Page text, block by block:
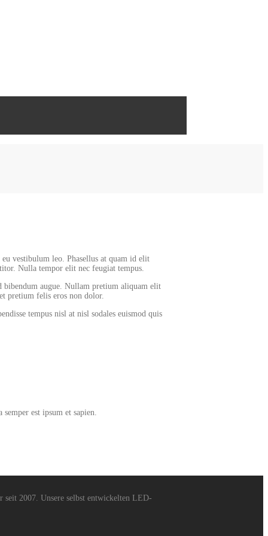
vestibulum leo. Phasellus at quam id elit
Nulla tempor elit nec feugiat tempus.
augue. Nullam pretium aliquam elit
pretium felis eros non dolor.
tempus nisl at nisl sodales euismod quis
est ipsum et sapien.
2007. Unsere selbst entwickelten LED-